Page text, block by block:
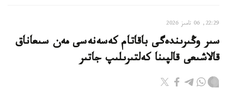
22:29, 06 تامىز 2026
سىر وڭىرىندەگى باقاتام كەسەنەسى مەن سىعاناق
قالاشىعى قالپىنا كەلتىرىلىپ جاتىر